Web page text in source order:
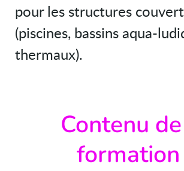
pour les structures
(piscines, bassins aqua-
thermaux).
Contenu
formation